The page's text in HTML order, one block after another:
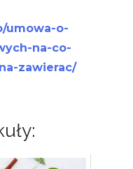
umowa-o-
na-co-
zawierac/